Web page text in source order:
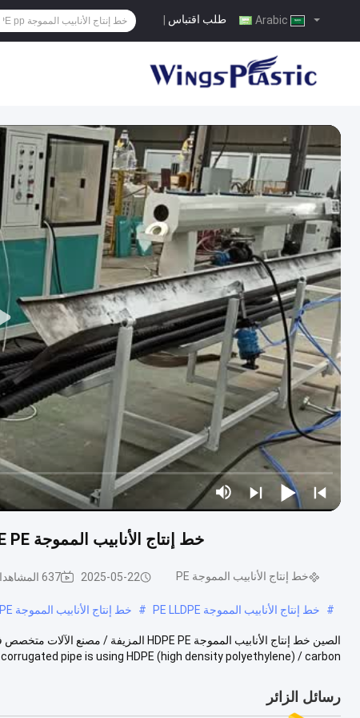
طلب اقتباس
خط إنتاج الأنابيب المموجة PE HDPE PE ماكينات الأنابيب المموجة المضغوطة مسبقًا
خط إنتاج الأنابيب المموجة PE 2025-05-22 637 المشاهدات
# خط إنتاج الأنابيب المموجة PE LLDPE # خط إنتاج الأنابيب المموجة PE
corrugated pipe is using HDPE (high density polyethylene) / carbon ...
رسائل الزائر